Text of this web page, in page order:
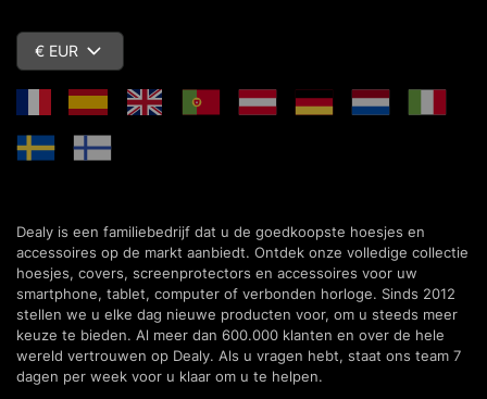
€ EUR
Dealy is een familiebedrijf dat u de goedkoopste hoesjes en
accessoires op de markt aanbiedt. Ontdek onze volledige collectie
hoesjes, covers, screenprotectors en accessoires voor uw
smartphone, tablet, computer of verbonden horloge. Sinds 2012
stellen we u elke dag nieuwe producten voor, om u steeds meer
keuze te bieden. Al meer dan 600.000 klanten en over de hele
wereld vertrouwen op Dealy. Als u vragen hebt, staat ons team 7
dagen per week voor u klaar om u te helpen.